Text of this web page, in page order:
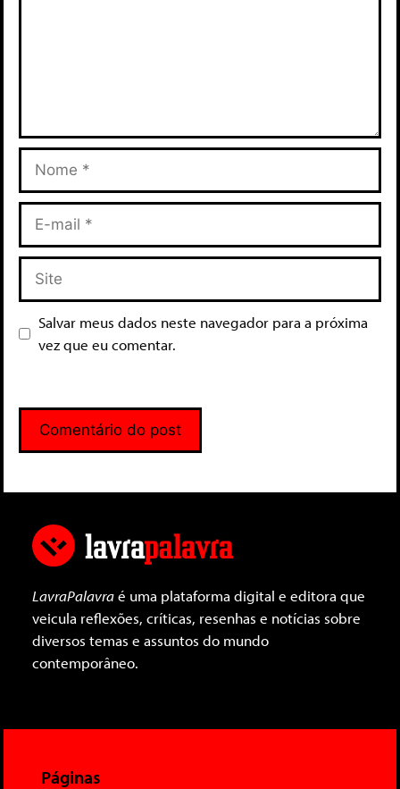
Salvar meus dados neste navegador para a próxima
vez que eu comentar.
LavraPalavraé uma plataforma digital e editora que
veicula reflexões, críticas, resenhas e notícias sobre
diversos temas e assuntos do mundo
contemporâneo.
Páginas